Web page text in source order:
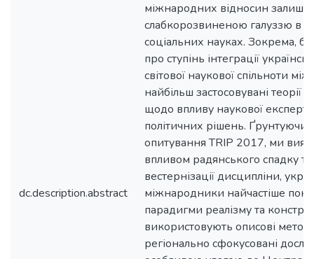
dc.description.abstract
міжнародних відносин
слабкорозвиненою галуззю в
соціальних науках. Зокрема,
про ступінь інтеграції
світової наукової спільноти
найбільш застосовувані теорії
щодо впливу наукової
політичних рішень.
опитування TRIP 2017, ми
впливом радянського спадку та
вестернізації дисципліни,
міжнародники найчастіше
парадигми реалізму та
використовують описові
регіонально сфокусовані